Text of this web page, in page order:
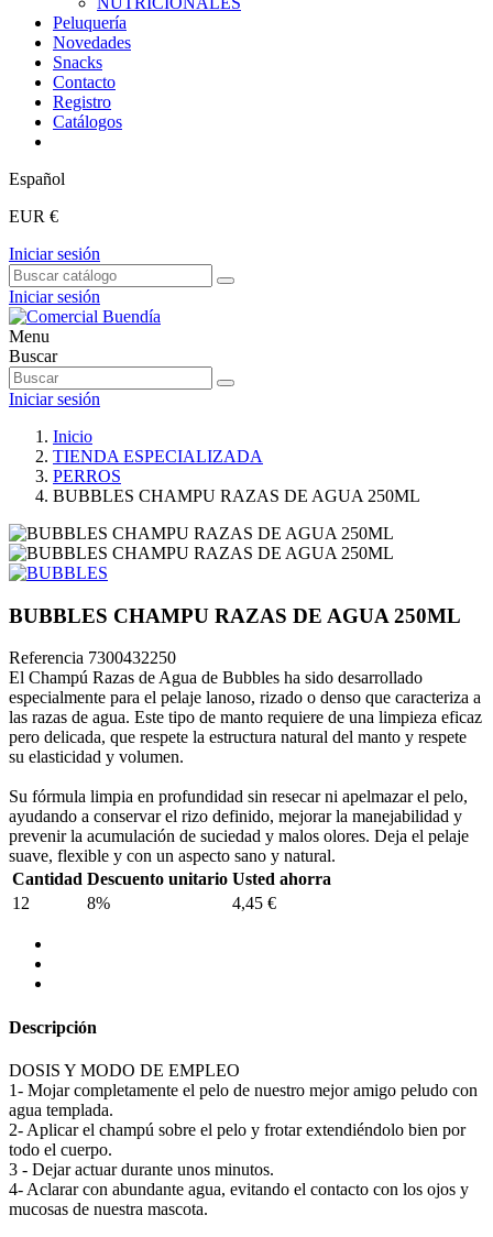
Peluquería
Novedades
Snacks
Contacto
Registro
Catálogos
Español
EUR €
Iniciar sesión
Iniciar sesión
Menu
Buscar
Iniciar sesión
Inicio
TIENDA ESPECIALIZADA
PERROS
BUBBLES CHAMPU RAZAS DE AGUA 250ML
BUBBLES CHAMPU RAZAS DE AGUA 250ML
Referencia 7300432250
El Champú Razas de Agua de Bubbles ha sido desarrollado
especialmente para el pelaje lanoso, rizado o denso que caracteriza a
las razas de agua. Este tipo de manto requiere de una limpieza eficaz
pero delicada, que respete la estructura natural del manto y respete
su elasticidad y volumen.
Su fórmula limpia en profundidad sin resecar ni apelmazar el pelo,
ayudando a conservar el rizo definido, mejorar la manejabilidad y
prevenir la acumulación de suciedad y malos olores. Deja el pelaje
suave, flexible y con un aspecto sano y natural.
Cantidad Descuento unitario Usted ahorra
12
8% 4,45 €
Descripción
DOSIS Y MODO DE EMPLEO
1- Mojar completamente el pelo de nuestro mejor amigo peludo con
agua templada.
2- Aplicar el champú sobre el pelo y frotar extendiéndolo bien por
todo el cuerpo.
3 - Dejar actuar durante unos minutos.
4- Aclarar con abundante agua, evitando el contacto con los ojos y
mucosas de nuestra mascota.